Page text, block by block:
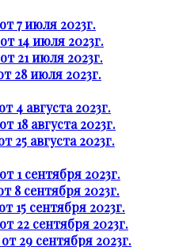
7 июля 2023г.
14 июля 2023г.
21 июля 2023г.
28 июля 2023г.
4 августа 2023г.
18 августа 2023г.
25 августа 2023г.
1 сентября 2023г.
8 сентября 2023г.
15 сентября 2023г.
22 сентября 2023г.
29 сентября 2023г.